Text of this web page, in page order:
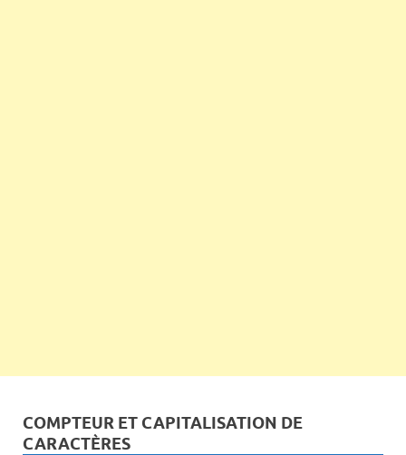
COMPTEUR ET CAPITALISATION DE
CARACTÈRES